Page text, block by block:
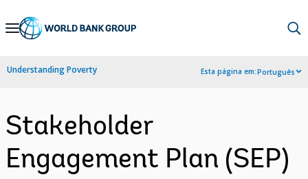
Skip
Navigation
Understanding Poverty Esta página em:Português
Stakeholder
Engagement Plan (SEP)